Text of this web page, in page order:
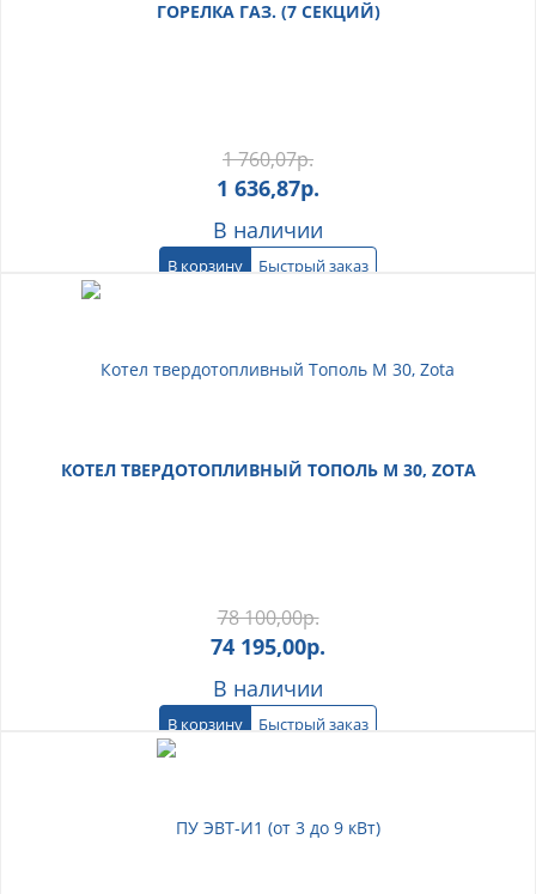
ГОРЕЛКА ГАЗ. (7 СЕКЦИЙ)
1 760,07р.
1 636,87р.
В наличии
В корзину Быстрый заказ
КОТЕЛ ТВЕРДОТОПЛИВНЫЙ ТОПОЛЬ М 30, ZOTA
78 100,00р.
74 195,00р.
В наличии
В корзину Быстрый заказ